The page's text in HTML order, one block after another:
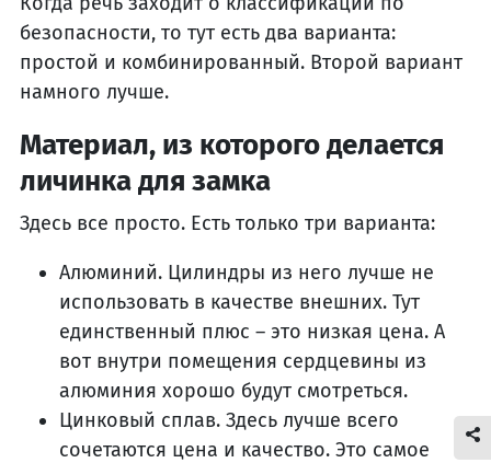
безопасности, то тут есть два варианта:
простой и комбинированный. Второй вариант
намного лучше.
Материал, из которого делается
личинка для замка
Здесь все просто. Есть только три варианта:
Алюминий. Цилиндры из него лучше не
использовать в качестве внешних. Тут
единственный плюс – это низкая цена. А
вот внутри помещения сердцевины из
алюминия хорошо будут смотреться.
Цинковый сплав. Здесь лучше всего
сочетаются цена и качество. Это самое